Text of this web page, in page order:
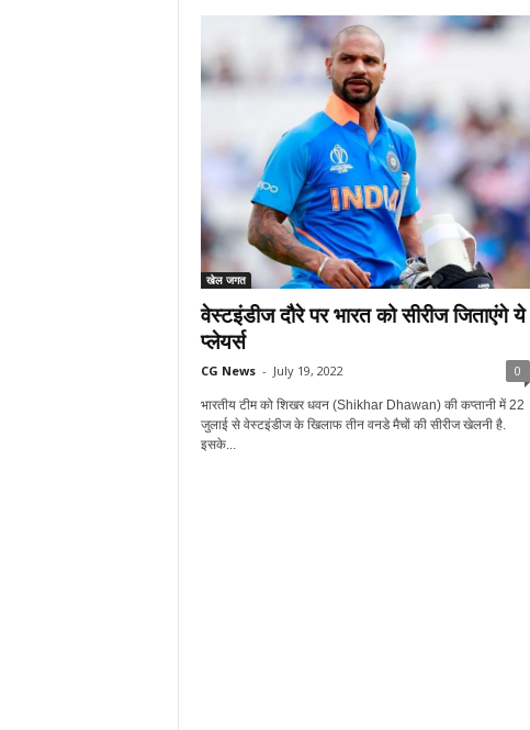
खेल जगत
वेस्टइंडीज दौरे पर भारत को सीरीज जिताएंगे ये
प्लेयर्स
CG News - July 19, 2022 0
भारतीय टीम को शिखर धवन (Shikhar Dhawan) की कप्तानी में 22
जुलाई से वेस्टइंडीज के खिलाफ तीन वनडे मैचों की सीरीज खेलनी है.
इसके...